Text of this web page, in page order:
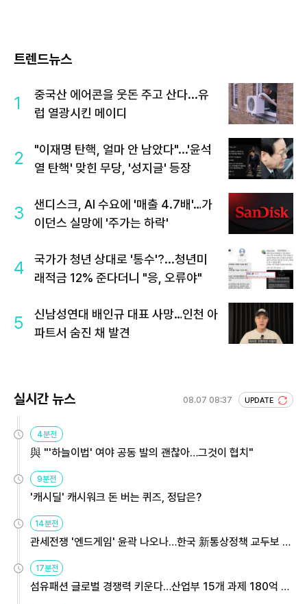
트렌드뉴스
1
중국산 에어콘을 웃돈 주고 산다...유
럽 열광시킨 메이디
2
"이재명 탄핵, 얼마 안 남았다"...'윤석
열 탄핵' 맞힌 무당, '성지글' 등장
3
샌디스크, AI 수요에 '매출 4.7배'…가
이던스 실망에 '주가는 하락'
4
국가가 청년 상대로 '통수'?...청년미
래적금 12% 준다더니 "응, 오류야"
5
신남성연대 배인규 대표 사망…인천 아
파트서 숨진 채 발견
실시간 뉴스 08.07 08:37 UPDATE
4분전
與 "'하늘이법' 여야 공동 발의 괜찮아…그것이 협치"
9분전
'캐시딜' 캐시워크 돈 버는 퀴즈, 정답은?
14분전
관세전쟁 '엔드게임' 윤곽 나오나…한국 新통상정책 교두보 활
17분전
섬유패션 글로벌 경쟁력 키운다…산업부 15개 과제 180억 지